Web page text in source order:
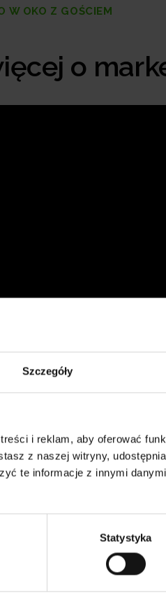
Szczegóły
i reklam, aby oferować
z naszej witryny,
te informacje z innymi
Statystyka
W OKO Z GOŚCIEM
o